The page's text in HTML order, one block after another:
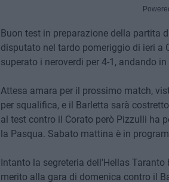
Buon test in preparazione della partita
disputato nel tardo pomeriggio di ieri a
superato i neroverdi per 4-1, andando
Attesa amara per il prossimo match,
per squalifica, e il Barletta sarà
al test contro il Corato però Pizzulli ha
la Pasqua. Sabato mattina è in
Intanto la segreteria dell'Hellas
merito alla gara di domenica contro il